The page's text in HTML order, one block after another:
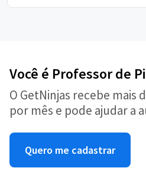
Você é Professor de
O GetNinjas recebe mais
por mês e pode ajudar a
Quero me cadastrar